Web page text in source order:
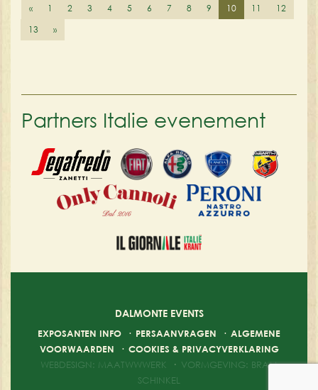
« 1 2 3 4 5 6 7 8 9 10 11
12
13
»
Partners Italie evenement
DALMONTE EVENTS
EXPOSANTEN INFO · PERSAANVRAGEN · ALGEMENE
VOORWAARDEN · COOKIES & PRIVACYVERKLARING
WEBDESIGN: MAATWWWERK
· VORMGEVING: BRAM
SCHINKEL